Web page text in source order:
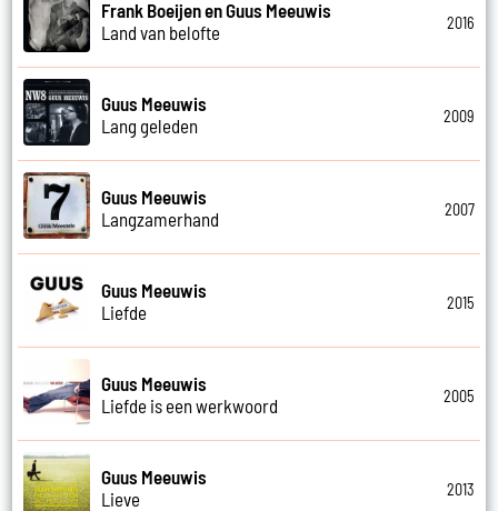
Frank Boeijen en Guus Meeuwis
Land van belofte
2016
Guus Meeuwis
Lang geleden
2009
Guus Meeuwis
Langzamerhand
2007
Guus Meeuwis
Liefde
2015
Guus Meeuwis
Liefde is een werkwoord
2005
Guus Meeuwis
Lieve
2013